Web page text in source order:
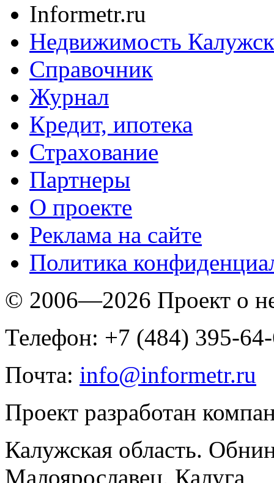
Informetr.ru
Недвижимость
Справочник
Журнал
Кредит, ипотека
Страхование
Партнеры
O проекте
Реклама на сайте
Политика
© 2006—2026 Проект о
Телефон: +7 (484) 395-
Почта: info@informetr.ru
Проект разработан
Калужская область.
Малоярославец, Калуга